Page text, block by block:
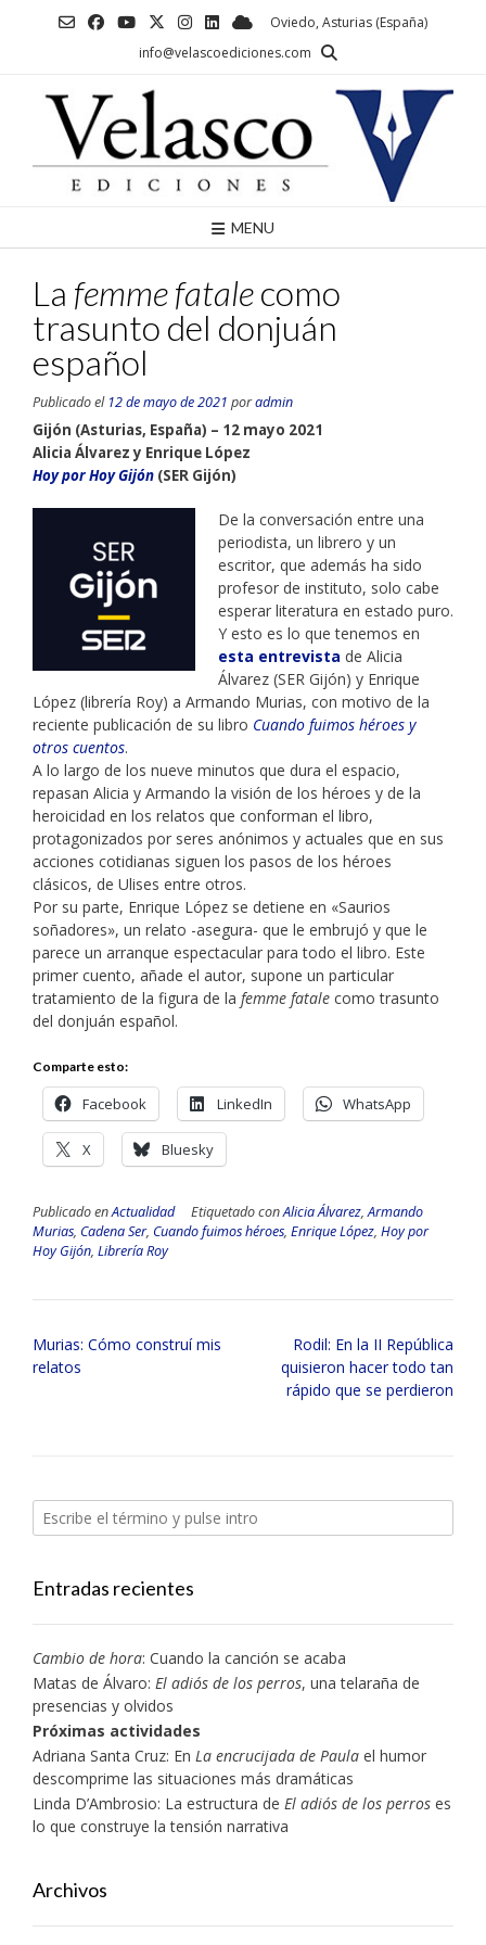
Oviedo, Asturias (España)
info@velascoediciones.com
MENU
La femme fatalecomo
trasunto del donjuán
español
Publicado el 12 de mayo de 2021 poradmin
Gijón (Asturias, España) – 12 mayo 2021
Alicia Álvarez y Enrique López
Hoy por Hoy Gijón (SER Gijón)
De la conversación entre una
periodista, un librero y un
escritor, que además ha sido
profesor de instituto, solo cabe
esperar literatura en estado puro.
Y esto es lo que tenemos en
esta entrevista de Alicia
Álvarez (SER Gijón) y Enrique
López (librería Roy) a Armando Murias, con motivo de la
reciente publicación de su libro Cuando fuimos héroes y
otros cuentos.
A lo largo de los nueve minutos que dura el espacio,
repasan Alicia y Armando la visión de los héroes y de la
heroicidad en los relatos que conforman el libro,
protagonizados por seres anónimos y actuales que en sus
acciones cotidianas siguen los pasos de los héroes
clásicos, de Ulises entre otros.
Por su parte, Enrique López se detiene en «Saurios
soñadores», un relato -asegura- que le embrujó y que le
parece un arranque espectacular para todo el libro. Este
primer cuento, añade el autor, supone un particular
tratamiento de la figura de la femme fatale como trasunto
del donjuán español.
Comparte esto:
Facebook LinkedIn WhatsApp
X Bluesky
Publicado enActualidad Etiquetado conAlicia Álvarez,Armando
Murias, Cadena Ser, Cuando fuimos héroes, Enrique López, Hoy por
Hoy Gijón, Librería Roy
Navegación
de
Murias: Cómo construí mis
relatos
Rodil: En la II República
quisieron hacer todo tan
rápido que se perdieron
Entradas recientes
Cambio de hora: Cuando la canción se acaba
Matas de Álvaro: El adiós de los perros, una telaraña de
presencias y olvidos
Próximas actividades
Adriana Santa Cruz: En La encrucijada de Paula el humor
descomprime las situaciones más dramáticas
Linda D’Ambrosio: La estructura de El adiós de los perros es
lo que construye la tensión narrativa
Archivos